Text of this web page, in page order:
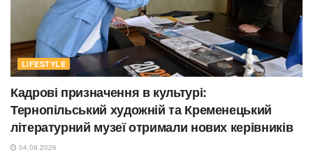
LIFESTYLE
Кадрові призначення в культурі:
Тернопільський художній та Кременецький
літературний музеї отримали нових керівників
04.08.2026